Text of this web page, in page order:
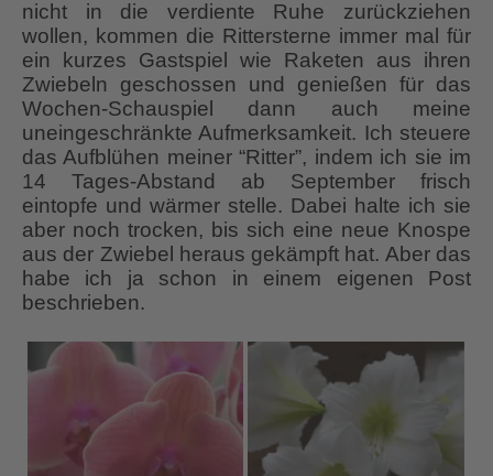
nicht in die verdiente Ruhe zurückziehen
wollen, kommen die Rittersterne immer mal für
ein kurzes Gastspiel wie Raketen aus ihren
Zwiebeln geschossen und genießen für das
Wochen-Schauspiel dann auch meine
uneingeschränkte Aufmerksamkeit. Ich steuere
das Aufblühen meiner “Ritter”, indem ich sie im
14 Tages-Abstand ab September frisch
eintopfe und wärmer stelle. Dabei halte ich sie
aber noch trocken, bis sich eine neue Knospe
aus der Zwiebel heraus gekämpft hat. Aber das
habe ich ja schon in einem eigenen Post
beschrieben.